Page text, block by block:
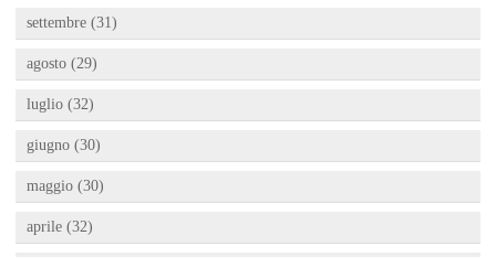
settembre (31)
agosto (29)
luglio (32)
giugno (30)
maggio (30)
aprile (32)